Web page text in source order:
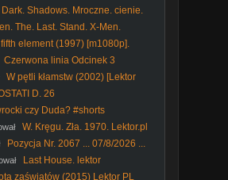
Dark. Shadows. Mroczne. cienie.
The. Last. Stand. X-Men.
element (1997) [m1080p].
Czerwona linia Odcinek 3
W pętli kłamstw (2002) [Lektor
D. 26
czy Duda? #shorts
W. Kręgu. Zła. 1970. Lektor.pl
Pozycja Nr. 2067 ... 07/8/2026 ...
Last House. lektor
zaświatów (2015) Lektor PL